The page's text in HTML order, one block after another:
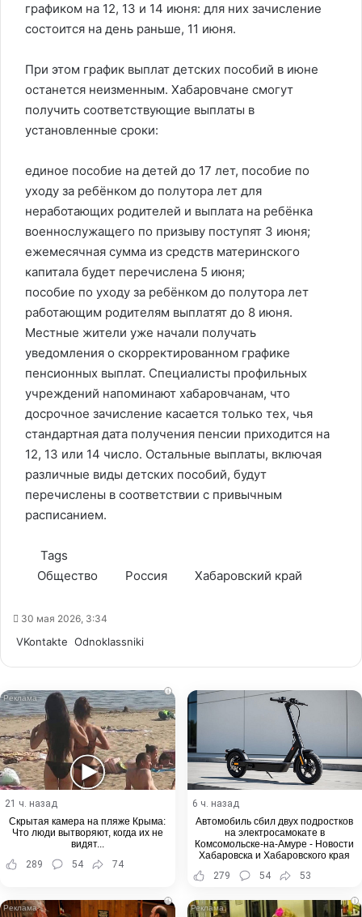
графиком на 12, 13 и 14 июня: для них зачисление
состоится на день раньше, 11 июня.
При этом график выплат детских пособий в июне
останется неизменным. Хабаровчане смогут
получить соответствующие выплаты в
установленные сроки:
единое пособие на детей до 17 лет, пособие по
уходу за ребёнком до полутора лет для
неработающих родителей и выплата на ребёнка
военнослужащего по призыву поступят 3 июня;
ежемесячная сумма из средств материнского
капитала будет перечислена 5 июня;
пособие по уходу за ребёнком до полутора лет
работающим родителям выплатят до 8 июня.
Местные жители уже начали получать
уведомления о скорректированном графике
пенсионных выплат. Специалисты профильных
учреждений напоминают хабаровчанам, что
досрочное зачисление касается только тех, чья
стандартная дата получения пенсии приходится на
12, 13 или 14 число. Остальные выплаты, включая
различные виды детских пособий, будут
перечислены в соответствии с привычным
расписанием.
Tags
Общество
Россия Хабаровский край
30 мая 2026, 3:34
VKontakte Odnoklassniki
i
21 ч. назад
Скрытая камера на пляже Крыма:
Что люди вытворяют, когда их не
видят...
289
54 74
6 ч. назад
Автомобиль сбил двух подростков
на электросамокате в
Комсомольске-на-Амуре - Новости
Хабаровска и Хабаровского края
279
54 53
i i